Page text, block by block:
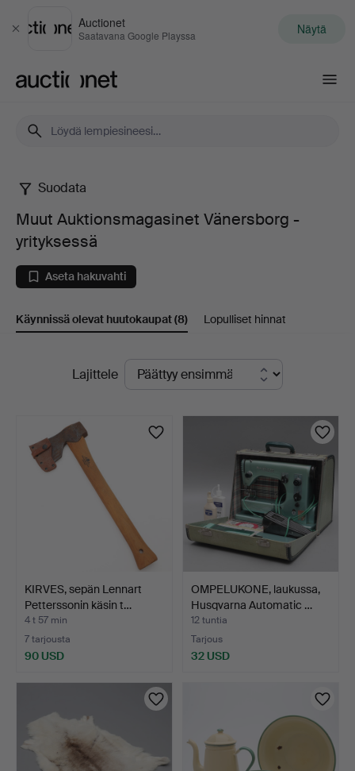
Sulje
Auctionet
Saatavana Google Playssa Näytä
Muut
Auktionsmagasinet
Vänersborg
Suodata
Muut Auktionsmagasinet Vänersborg -
yrityksessä
Aseta hakuvahti
Käynnissä olevat huutokaupat(8) Lopulliset hinnat
Käynnissä
huutokaupat
Lajittele
KIRVES, sepän Lennart
Petterssonin käsin t…
4 t 57 min
7 tarjousta
90 USD
OMPELUKONE, laukussa,
Husqvarna Automatic …
12 tuntia
Tarjous
32 USD